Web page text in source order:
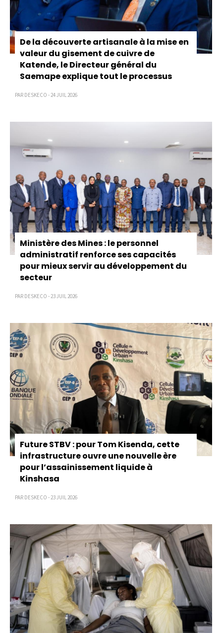
De la découverte artisanale à la mise en
valeur du gisement de cuivre de
Katende, le Directeur général du
Saemape explique tout le processus
PAR DESKECO - 24 JUIL 2026
Ministère des Mines : le personnel
administratif renforce ses capacités
pour mieux servir au développement du
secteur
PAR DESKECO - 23 JUIL 2026
Future STBV : pour Tom Kisenda, cette
infrastructure ouvre une nouvelle ère
pour l’assainissement liquide à
Kinshasa
PAR DESKECO - 23 JUIL 2026